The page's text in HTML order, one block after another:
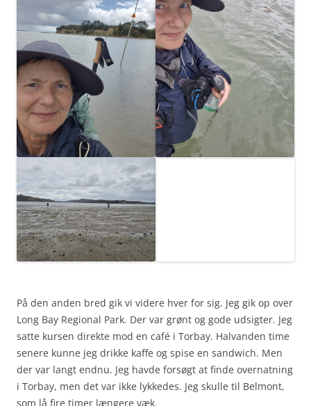
På den anden bred gik vi videre hver for sig. Jeg gik op over
Long Bay Regional Park. Der var grønt og gode udsigter. Jeg
satte kursen direkte mod en café i Torbay. Halvanden time
senere kunne jeg drikke kaffe og spise en sandwich. Men
der var langt endnu. Jeg havde forsøgt at finde overnatning
i Torbay, men det var ikke lykkedes. Jeg skulle til Belmont,
som lå fire timer længere væk.